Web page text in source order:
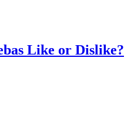
Like or Dislike?